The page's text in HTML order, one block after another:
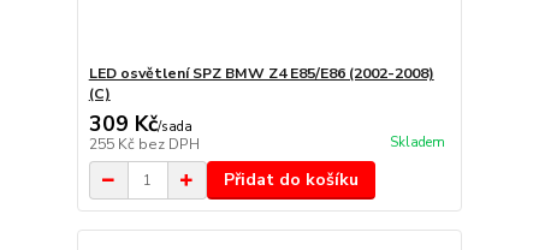
LED osvětlení SPZ BMW Z4 E85/E86 (2002-2008)
(C)
309 Kč/sada
255 Kč bez DPH Skladem
Přidat do košíku